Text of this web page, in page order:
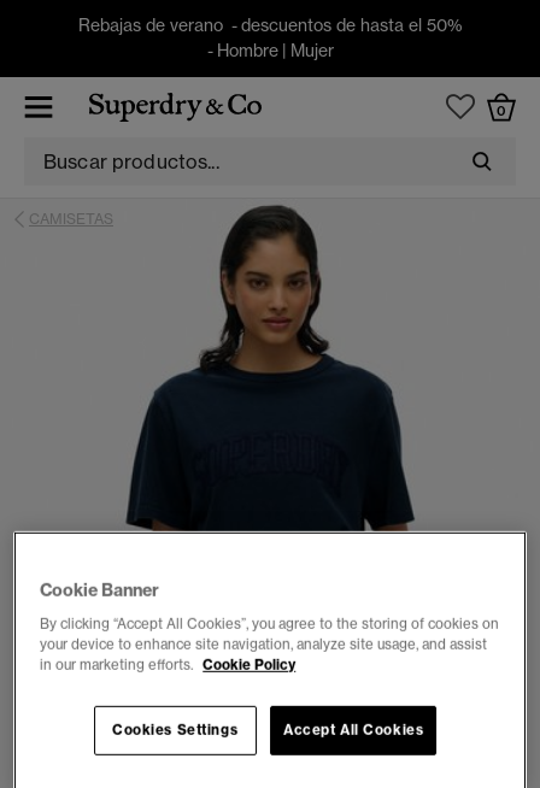
Rebajas de verano - descuentos de hasta el 50%
- Hombre| Mujer
0
CAMISETAS
Cookie Banner
By clicking “Accept All Cookies”, you agree to the storing of cookies on
your device to enhance site navigation, analyze site usage, and assist
in our marketing efforts. Cookie Policy
Accept All Cookies
Cookies Settings